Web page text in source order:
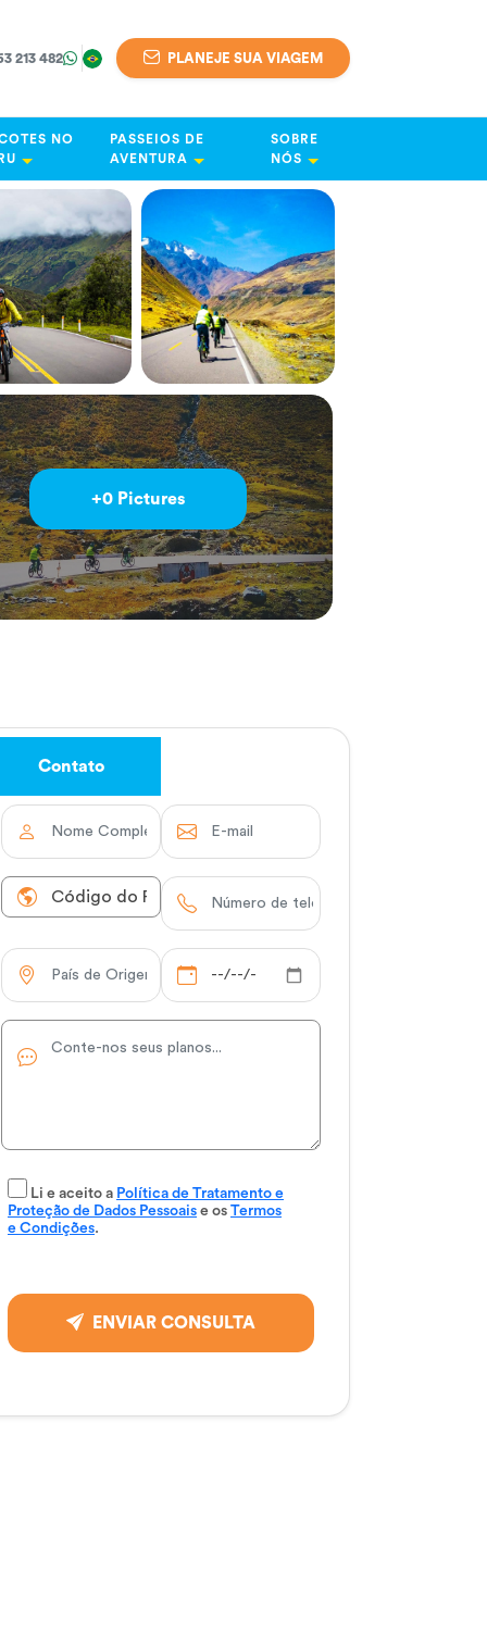
213 482 PLANEJE SUA VIAGEM
NO
PASSEIOS DE
AVENTURA
SOBRE
NÓS
+0 Pictures
Contato
Li e aceito a Política de Tratamento e
Proteção de Dados Pessoais e os Termos
e Condições.
ENVIAR CONSULTA